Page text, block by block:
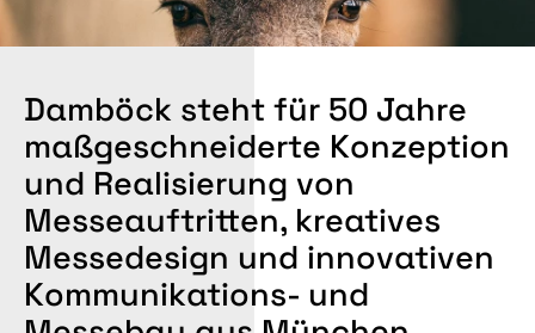
Damböck steht für 50 Jahre
maßgeschneiderte Konzeption
und Realisierung von
Messeauftritten, kreatives
Messedesign und innovativen
Kommunikations- und